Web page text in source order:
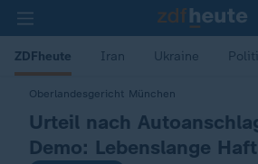
ZDFheute Iran Ukraine
Oberlandesgericht München
:
Urteil nach
Demo: Lebenslange Haft